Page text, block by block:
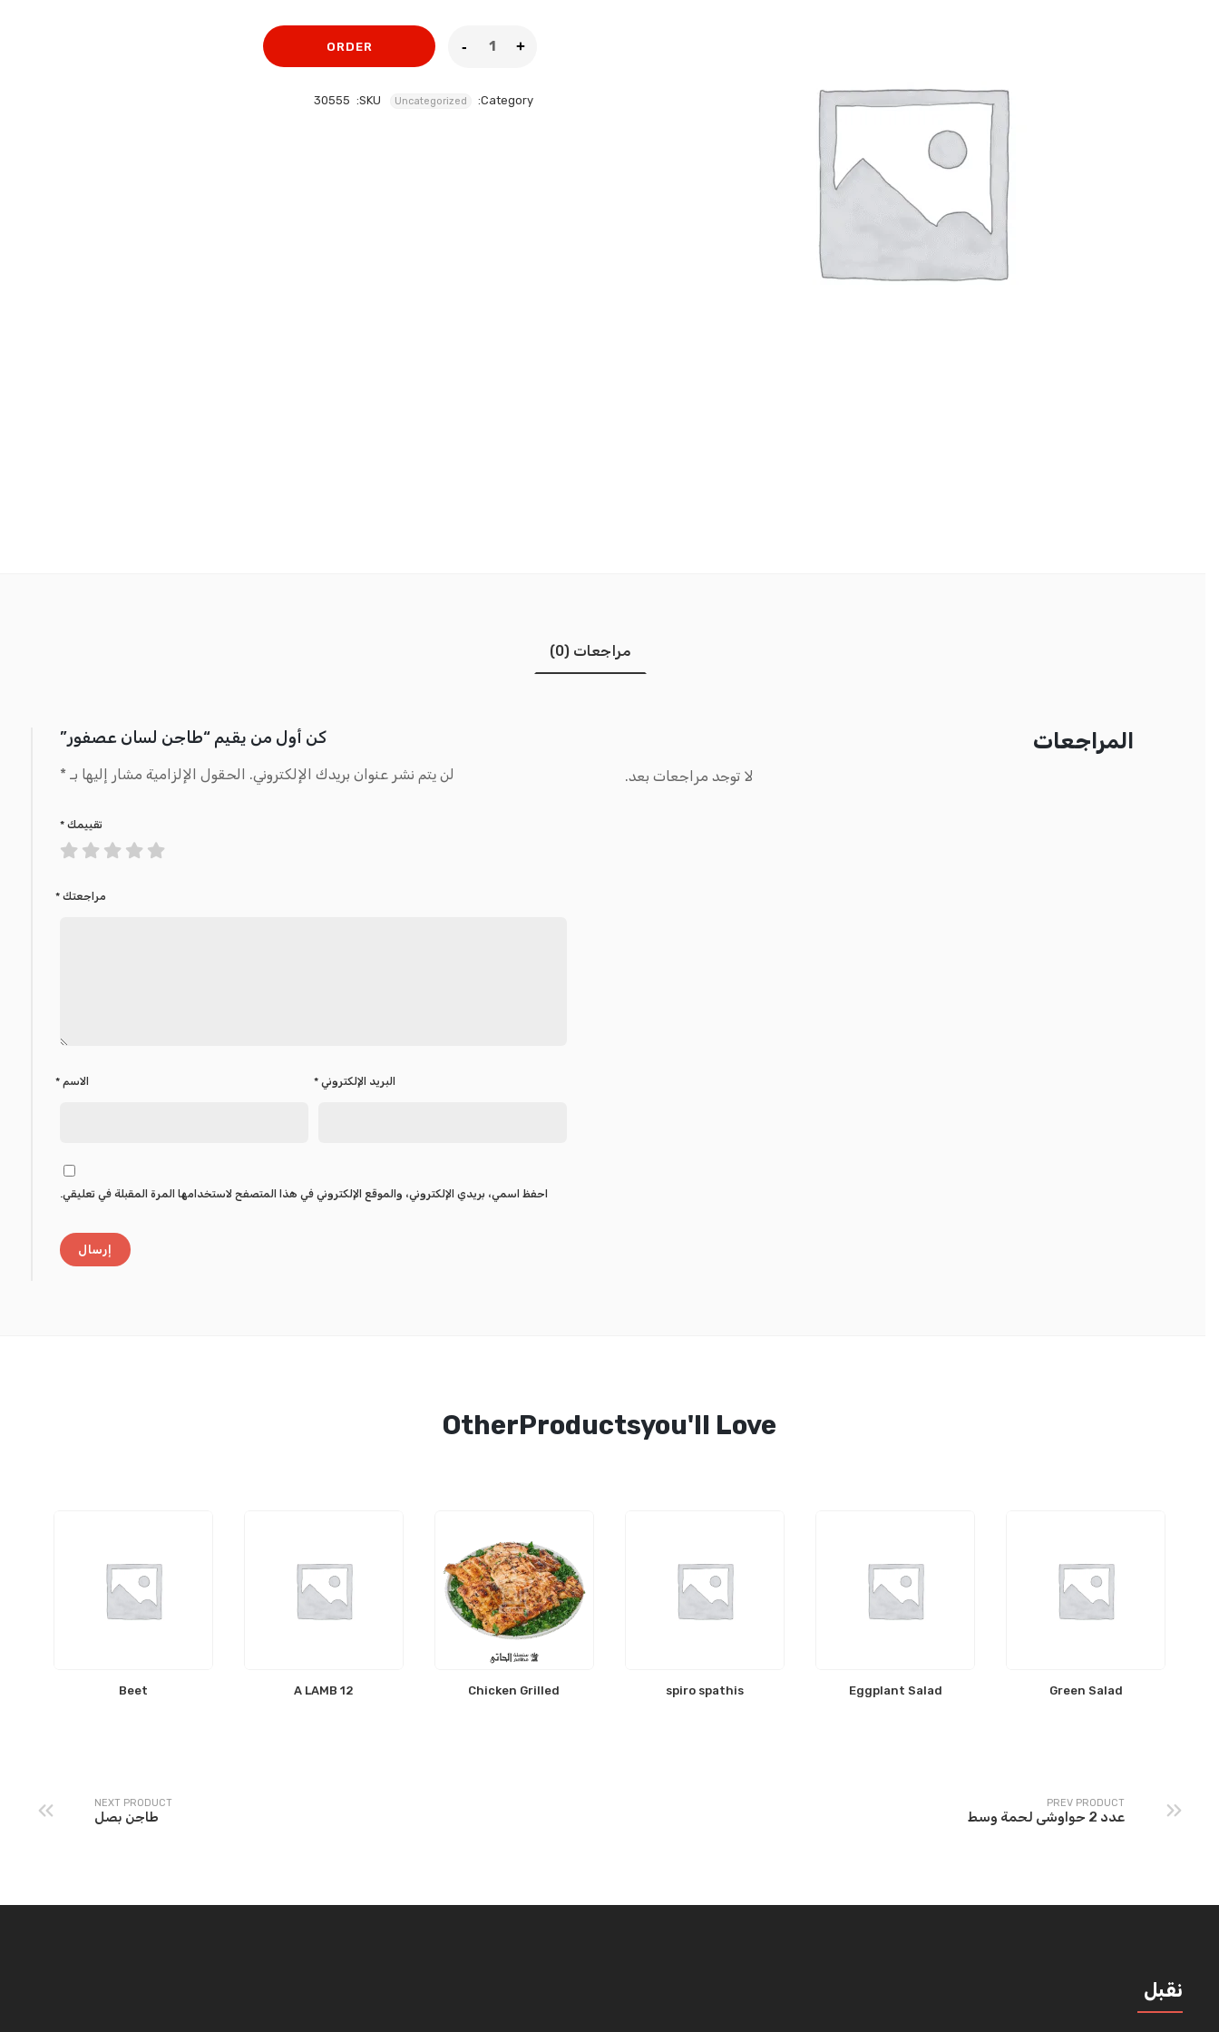
ORDER
Category:
Uncategorized
SKU:
30555
مراجعات (0)
المراجعات
لا توجد مراجعات بعد.
كن أول من يقيم “طاجن لسان عصفور”
لن يتم نشر عنوان بريدك الإلكتروني. الحقول الإلزامية مشار إليها بـ *
تقييمك *
مراجعتك *
الاسم * البريد الإلكتروني *
احفظ اسمي، بريدي الإلكتروني، والموقع الإلكتروني في هذا المتصفح لاستخدامها المرة المقبلة في تعليقي.
OtherProductsyou'll Love
Green Salad
Eggplant Salad
spiro spathis
Chicken Grilled
12 A LAMB
Beet
PREV PRODUCT
عدد 2 حواوشى لحمة وسط
NEXT PRODUCT
طاجن بصل
نقبل